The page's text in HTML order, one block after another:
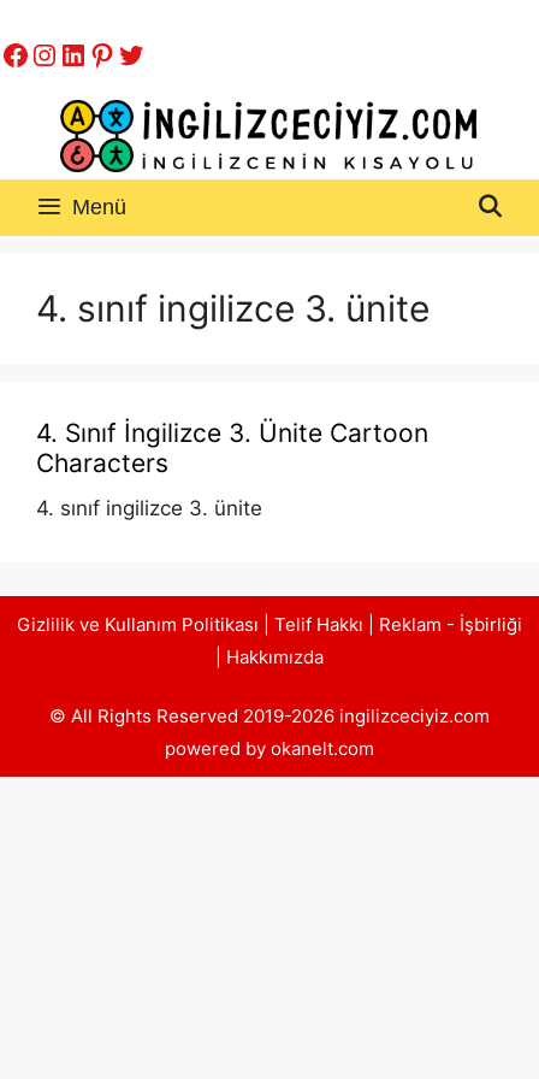
atla
Facebook
Instagram
LinkedIn
Pinterest
Twitter
Menü
4. sınıf ingilizce 3. ünite
4. Sınıf İngilizce 3. Ünite Cartoon
Characters
4. sınıf ingilizce 3. ünite
Gizlilik ve Kullanım Politikası Telif Hakkı
Reklam - İşbirliği
Hakkımızda
© All Rights Reserved 2019-2026 ingilizceciyiz.com
powered by okanelt.com